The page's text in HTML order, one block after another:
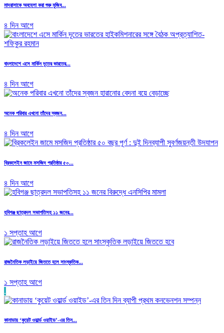
মাদরাসাকে অবহেলা করা শুরু মুজিব...
৪ দিন আগে
বাংলাদেশে এসে মার্কিন দূতের ভারতের...
৪ দিন আগে
অনেক পরিবার এখনো তাঁদের স্বজন...
৪ দিন আগে
ব্রিকলেইন জামে মসজিদ প্রতিষ্ঠার ৫০...
৪ দিন আগে
হবিগঞ্জ ছাত্রদল সভাপতিসহ ১১ জনের...
১ সপ্তাহ আগে
রাজনৈতিক লড়াইয়ে জিততে হলে সাংস্কৃতিক...
১ সপ্তাহ আগে
.
কানাডায় ‘কুয়েট ওয়ার্ল্ড ওয়াইড’-এর তিন...